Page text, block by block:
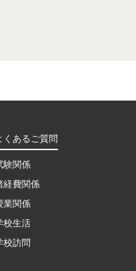
くあるご質問
験関係
経費関係
業関係
校生活
校訪問